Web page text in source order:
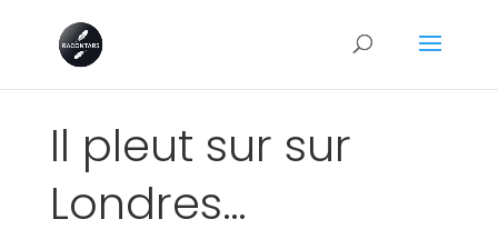
Il pleut sur sur
Londres…